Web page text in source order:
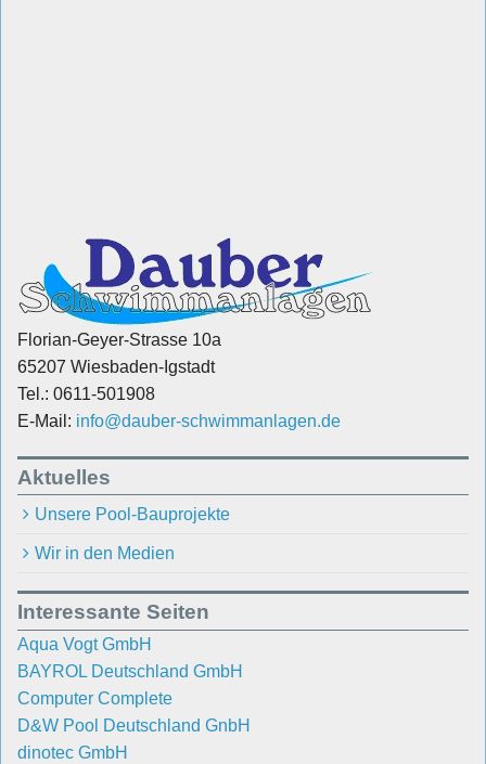
Florian-Geyer-Strasse 10a
65207 Wiesbaden-Igstadt
Tel.: 0611-501908
E-Mail: info@dauber-schwimmanlagen.de
Aktuelles
Unsere Pool-Bauprojekte
Wir in den Medien
Interessante Seiten
Aqua Vogt GmbH
BAYROL Deutschland GmbH
Computer Complete
D&W Pool Deutschland GnbH
dinotec GmbH